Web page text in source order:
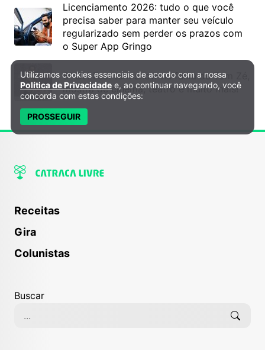
Licenciamento 2026: tudo o que você
precisa saber para manter seu veículo
regularizado sem perder os prazos com
o Super App Gringo
6º DH Fest tem show na faixa de Tom Zé,
mostra de cinema, teatro e muito mais!
Receitas
Gira
Colunistas
Buscar
Política de Privacidade e Cookies
Utilizamos cookies essenciais de acordo com a nossa
Política de Privacidade e, ao continuar navegando, você
concorda com estas condições:
PROSSEGUIR